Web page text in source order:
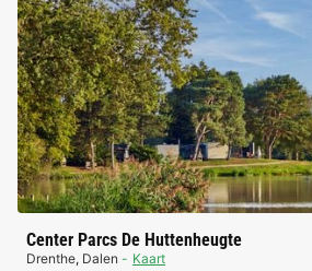
Center Parcs De Huttenheugte
Drenthe, Dalen Kaart